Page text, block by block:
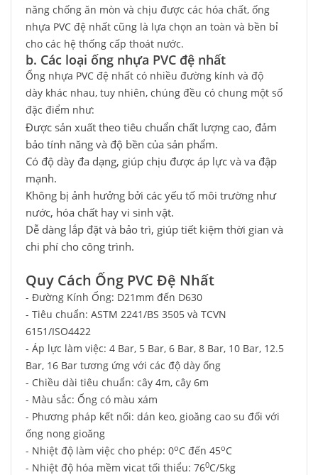
năng chống ăn mòn và chịu được các hóa chất, ống
nhựa PVC đệ nhất cũng là lựa chọn an toàn và bền bỉ
cho các hệ thống cấp thoát nước.
b. Các loại ống nhựa PVC đệ nhất
Ống nhựa PVC đệ nhất có nhiều đường kính và độ
dày khác nhau, tuy nhiên, chúng đều có chung một số
đặc điểm như:
Được sản xuất theo tiêu chuẩn chất lượng cao, đảm
bảo tính năng và độ bền của sản phẩm.
Có độ dày đa dạng, giúp chịu được áp lực và va đập
mạnh.
Không bị ảnh hưởng bởi các yếu tố môi trường như
nước, hóa chất hay vi sinh vật.
Dễ dàng lắp đặt và bảo trì, giúp tiết kiệm thời gian và
chi phí cho công trình.
Quy Cách Ống PVC Đệ Nhất
- Đường Kính Ống: D21mm đến D630
- Tiêu chuẩn: ASTM 2241/BS 3505 và TCVN
6151/ISO4422
- Áp lực làm việc: 4 Bar, 5 Bar, 6 Bar, 8 Bar, 10 Bar, 12.5
Bar, 16 Bar tương ứng với các độ dày ống
- Chiều dài tiêu chuẩn: cây 4m, cây 6m
- Màu sắc: Ống có màu xám
- Phương pháp kết nối: dán keo, gioăng cao su đối với
ống nong gioăng
- Nhiệt độ làm việc cho phép: 0oC đến 45oC
- Nhiệt độ hóa mềm vicat tối thiểu: 760C/5kg